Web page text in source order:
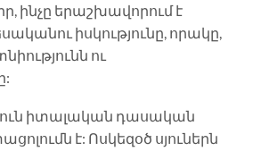
ինչը երաշխավորում է
իսկությունը, որակը,
ու
իտալական դասական
է: Ոսկեզօծ սյուներն